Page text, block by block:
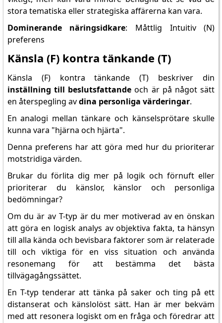
stora tematiska eller strategiska affärerna kan vara.
Dominerande näringsidkare: Måttlig Intuitiv (N)
preferens
Känsla (F) kontra tänkande (T)
Känsla (F) kontra tänkande (T) beskriver din
inställning till beslutsfattande och är på något sätt
en återspegling avdina personliga värderingar.
En analogi mellan tänkare och känselsprötare skulle
kunna vara "hjärna och hjärta".
Denna preferens har att göra med hur du prioriterar
motstridiga värden.
Brukar du förlita dig mer på logik och förnuft eller
prioriterar du känslor, känslor och personliga
bedömningar?
Om du är av T-typ är du mer motiverad av en önskan
att göra en logisk analys av objektiva fakta, ta hänsyn
till alla kända och bevisbara faktorer som är relaterade
till och viktiga för en viss situation och använda
resonemang för att bestämma det bästa
tillvägagångssättet.
En T-typ tenderar att tänka på saker och ting på ett
distanserat och känslolöst sätt. Han är mer bekväm
med att resonera logiskt om en fråga och föredrar att